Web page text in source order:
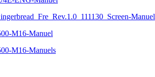
Manuel
M16-Manuel
M16-Manuels